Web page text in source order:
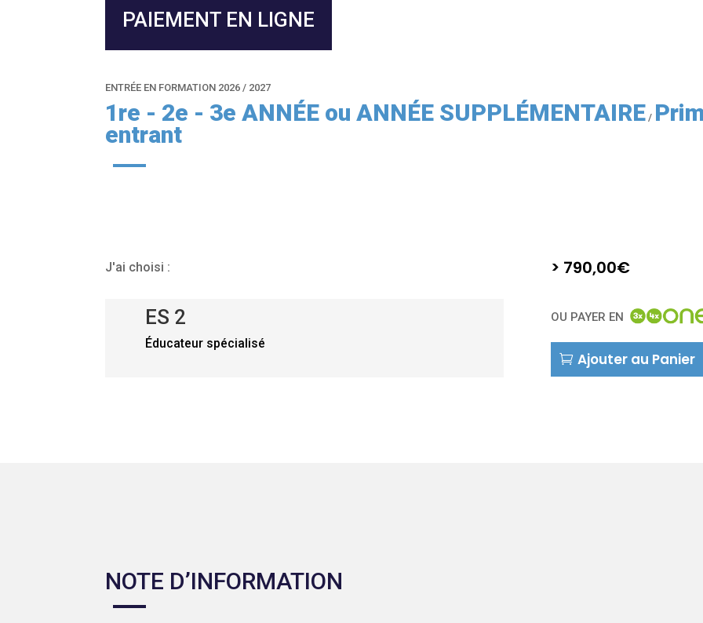
PAIEMENT EN LIGNE
ENTRÉE EN FORMATION 2026 / 2027
1re - 2e - 3e ANNÉE ou ANNÉE SUPPLÉMENTAIRE /
entrant
J'ai choisi :
ES 2
Éducateur spécialisé
> 790,00€
OU PAYER EN
de
Ajouter au Panier
NOTE D’INFORMATION